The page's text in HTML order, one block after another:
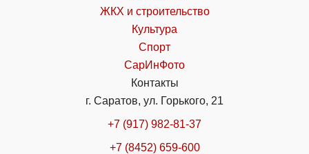
ЖКХ и строительство
Культура
Спорт
СарИнФото
Контакты
г. Саратов, ул. Горького, 21
+7 (917) 982-81-37
+7 (8452) 659-600